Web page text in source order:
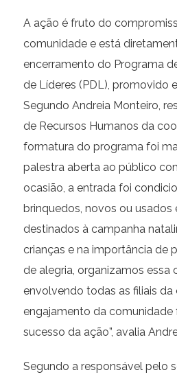
A ação é fruto do
comunidade e está
encerramento do Programa
de Líderes (PDL), promovido
Segundo Andreia Monteiro,
de Recursos Humanos da
formatura do programa foi
palestra aberta ao público
ocasião, a entrada foi
brinquedos, novos ou
destinados à campanha
crianças e na importância de
de alegria, organizamos essa
envolvendo todas as filiais da
engajamento da comunidade
sucesso da ação”, avalia
Segundo a responsável pelo